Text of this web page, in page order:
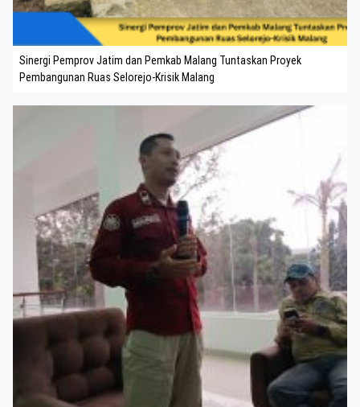
Sinergi Pemprov Jatim dan Pemkab Malang Tuntaskan Proyek
Pembangunan Ruas Selorejo-Krisik Malang